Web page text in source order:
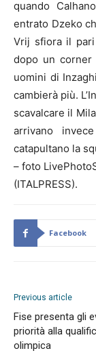
quando
entrato Dzeko
Vrij sfiora il
dopo un corner
uomini di
cambierà più.
scavalcare il
arrivano
catapultano la
– foto
(ITALPRESS).
Facebook
Previous article
Fise presenta gli
priorità alla
olimpica